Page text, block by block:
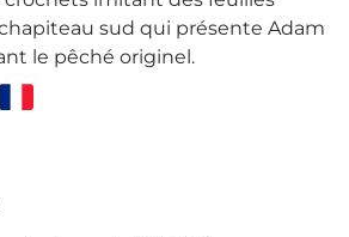
sud qui présente Adam
le pêché originel.